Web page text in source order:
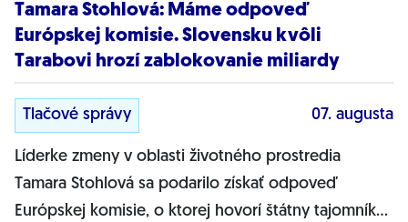
Tamara Stohlová: Máme odpoveď
Európskej komisie. Slovensku kvôli
Tarabovi hrozí zablokovanie miliardy
Tlačové správy 07. augusta
Líderke zmeny v oblasti životného prostredia
Tamara Stohlová sa podarilo získať odpoveď
Európskej komisie, o ktorej hovorí štátny tajomník